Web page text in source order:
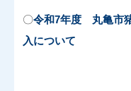
〇令和7年度 丸亀市
入について